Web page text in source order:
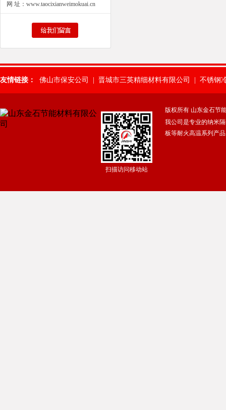
网 址： www.taocixianweimokuai.cn
友情链接： 佛山市保安公司 晋城市三英精细材料有限公司 不锈钢
武汉市保安服务有限公司 山东除氟
东莞常平保安公司 | 东莞横沥保安公司 | 佛山保安服
广东得安保安服务有限公司中山分公
扫描访问移动站
版权所有 山东金石节
我公司是专业的纳米
板等耐火高温系列产